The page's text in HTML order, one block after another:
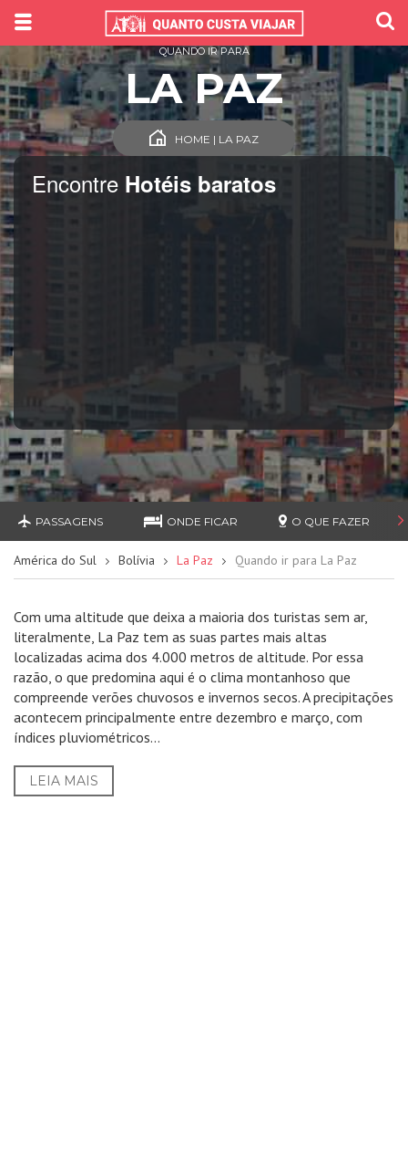
Encontre Hotéis baratos
QUANDO IR PARA
LA PAZ
HOME | LA PAZ
PASSAGENS ONDE FICAR O QUE FAZER
América do Sul Bolívia La Paz Quando ir para La Paz
Com uma altitude que deixa a maioria dos turistas sem ar,
literalmente, La Paz tem as suas partes mais altas
localizadas acima dos 4.000 metros de altitude. Por essa
razão, o que predomina aqui é o clima montanhoso que
compreende verões chuvosos e invernos secos. A precipitações
acontecem principalmente entre dezembro e março, com
índices pluviométricos...
LEIA MAIS